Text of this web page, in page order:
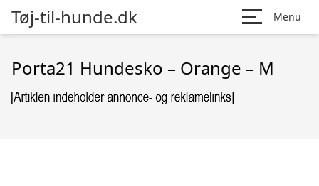
Tøj-til-hunde.dk Menu
Porta21 Hundesko – Orange – M